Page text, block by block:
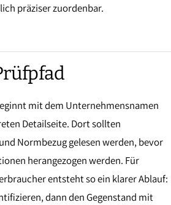
präziser zuordenbar.
mit dem Unternehmensnamen
Detailseite. Dort sollten
Normbezug gelesen werden, bevor
herangezogen werden. Für
entsteht so ein klarer Ablauf:
dann den Gegenstand mit